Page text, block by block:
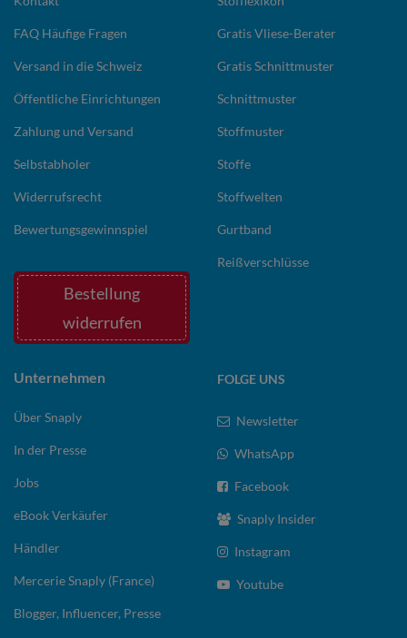
FAQ Häufige Fragen
Versand in die Schweiz
Öffentliche Einrichtungen
Zahlung und Versand
Selbstabholer
Widerrufsrecht
Bewertungsgewinnspiel
Bestellung
widerrufen
Gratis Vliese-Berater
Gratis Schnittmuster
Schnittmuster
Stoffmuster
Stoffe
Stoffwelten
Gurtband
Reißverschlüsse
Unternehmen
Über Snaply
In der Presse
Jobs
eBook Verkäufer
Händler
Mercerie Snaply (France)
Blogger, Influencer, Presse
FOLGE UNS
Newsletter
WhatsApp
Facebook
Snaply Insider
Instagram
Youtube